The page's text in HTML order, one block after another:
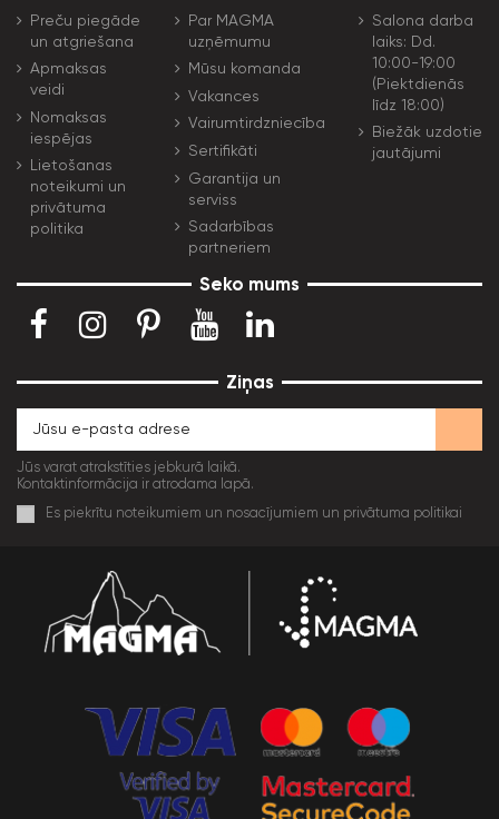
Preču piegāde
un atgriešana
Apmaksas
veidi
Nomaksas
iespējas
Lietošanas
noteikumi un
privātuma
politika
Par MAGMA
uzņēmumu
Mūsu komanda
Vakances
Vairumtirdzniecība
Sertifikāti
Garantija un
serviss
Sadarbības
partneriem
Salona darba
laiks: Dd.
10:00-19:00
(Piektdienās
līdz 18:00)
Biežāk uzdotie
jautājumi
Seko mums
Ziņas
Jūs varat atrakstīties jebkurā laikā.
Kontaktinformācija ir atrodama lapā.
Es piekrītu noteikumiem un nosacījumiem un privātuma politikai